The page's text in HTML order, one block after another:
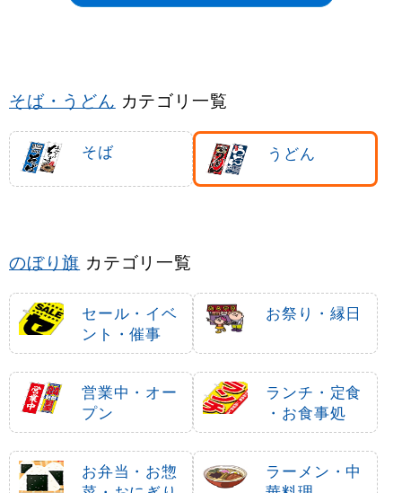
そば・うどん カテゴリ一覧
そば うどん
のぼり旗 カテゴリ一覧
セール・イベ
ント・催事
お祭り・縁日
営業中・オー
プン
ランチ・定食
・お食事処
お弁当・お惣
ラーメン・中